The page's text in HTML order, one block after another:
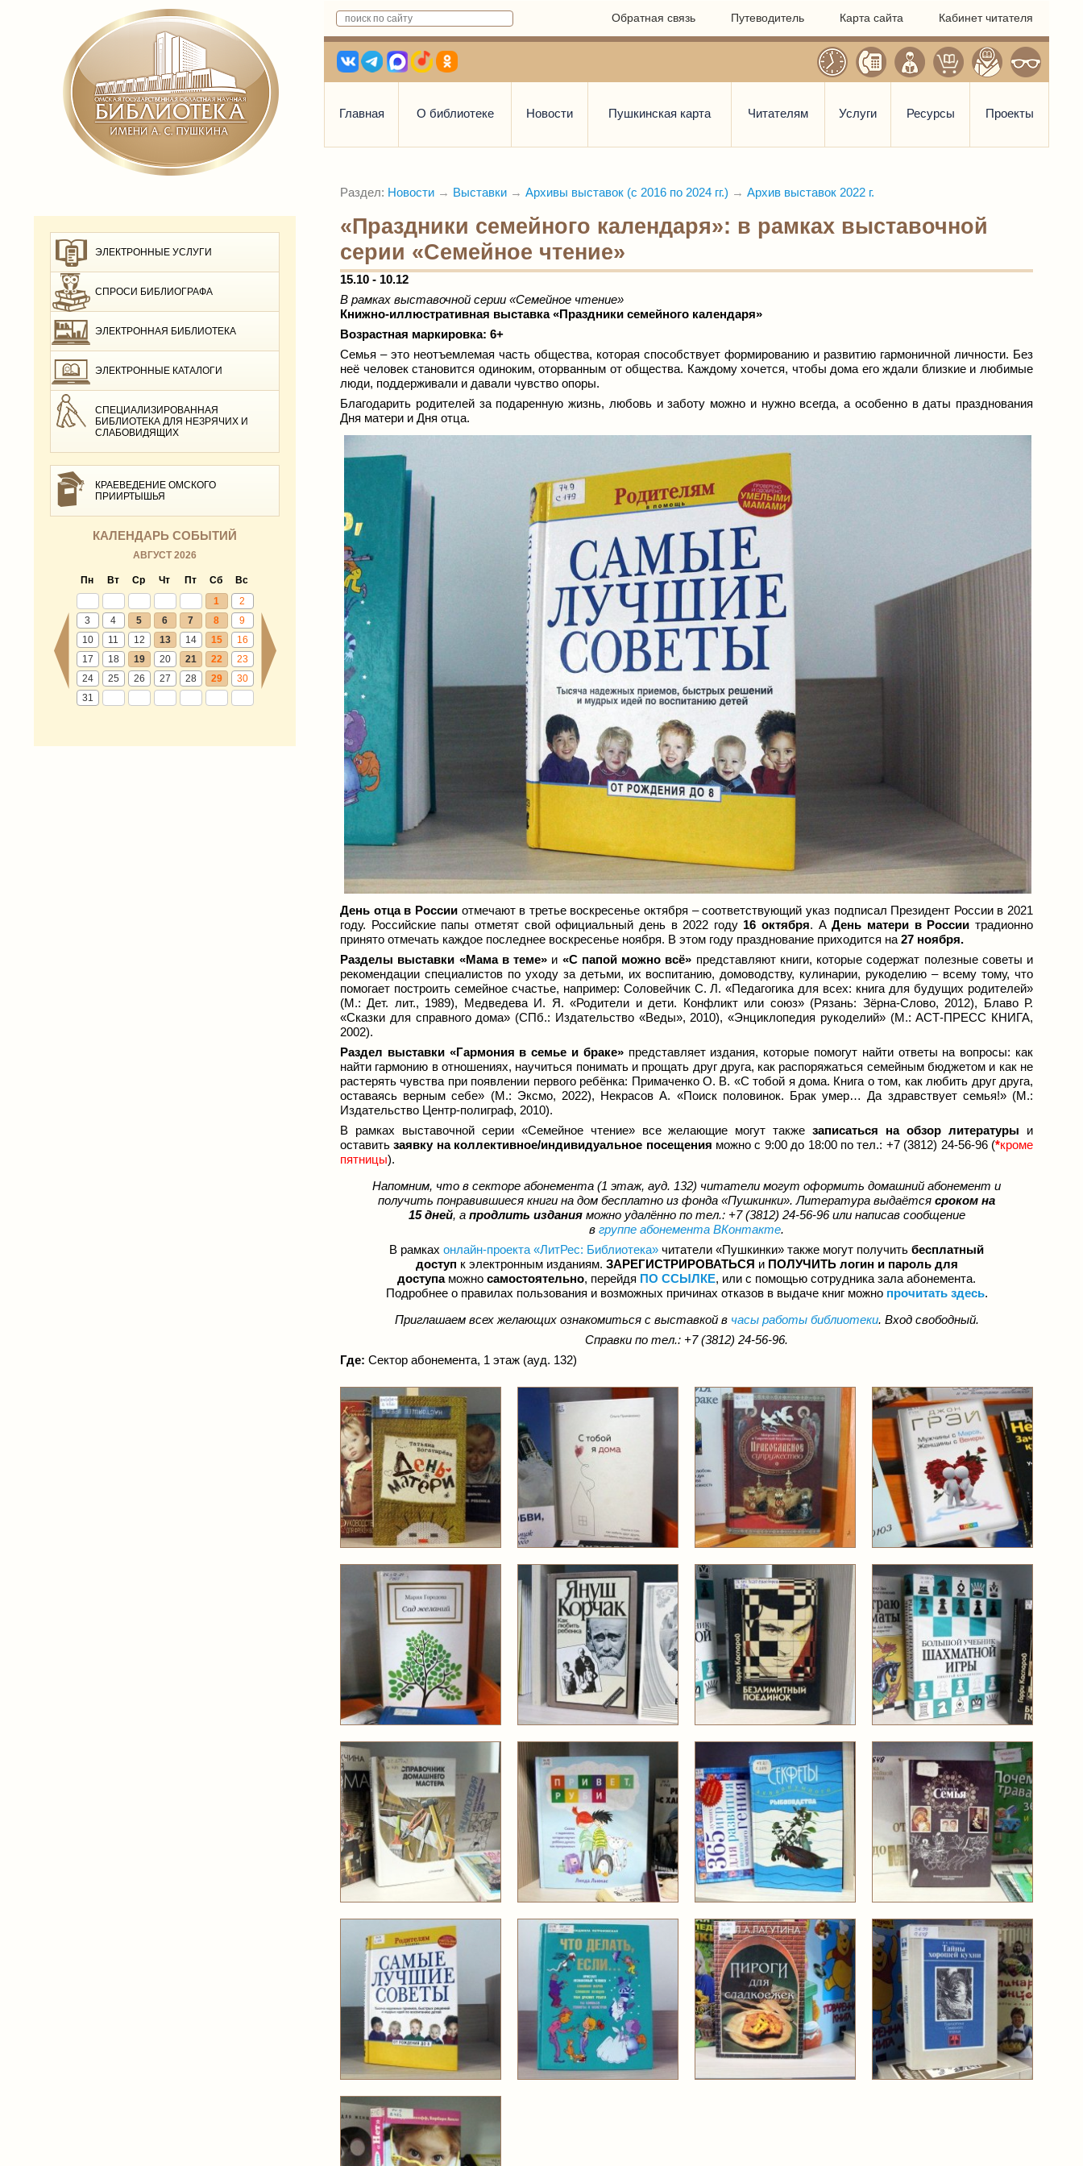
Обратная связь Путеводитель Карта сайта Кабинет читателя
Главная О библиотеке Новости Пушкинская карта Читателям Услуги Ресурсы Проекты
ЭЛЕКТРОННЫЕ УСЛУГИ
СПРОСИ БИБЛИОГРАФА
ЭЛЕКТРОННАЯ БИБЛИОТЕКА
ЭЛЕКТРОННЫЕ КАТАЛОГИ
СПЕЦИАЛИЗИРОВАННАЯ
БИБЛИОТЕКА ДЛЯ НЕЗРЯЧИХ И
СЛАБОВИДЯЩИХ
КРАЕВЕДЕНИЕ ОМСКОГО
ПРИИРТЫШЬЯ
КАЛЕНДАРЬ СОБЫТИЙ
АВГУСТ 2026
Пн Вт Ср Чт Пт Сб
Вс
1
2
3
4 5 6 7 8
9
10
11 12 13 14 15
16
17
18 19 20 21 22
23
24
25 26 27 28 29
30
31
Раздел: Новости → Выставки → Архивы выставок (с 2016 по 2024 гг.) → Архив выставок 2022 г.
«Праздники семейного календаря»: в рамках выставочной
серии «Семейное чтение»
15.10 - 10.12
В рамках выставочной серии «Семейное чтение»
Книжно-иллюстративная выставка «Праздники семейного календаря»
Возрастная маркировка: 6+
Семья – это неотъемлемая часть общества, которая способствует формированию и развитию гармоничной личности. Без
неё человек становится одиноким, оторванным от общества. Каждому хочется, чтобы дома его ждали близкие и любимые
люди, поддерживали и давали чувство опоры.
Благодарить родителей за подаренную жизнь, любовь и заботу можно и нужно всегда, а особенно в даты празднования
Дня матери и Дня отца.
День отца в Россииотмечают в третье воскресенье октября –соответствующий указ подписал Президент России в 2021
году. Российские папы отметят свой официальный день в 2022 году 16 октября. АДень матери в России традионно
принято отмечать каждое последнее воскресенье ноября. В этом году празднование приходится на 27 ноября.
Разделы выставки «Мама в теме» и «С папой можно всё» представляют книги, которые содержат полезные советы и
рекомендации специалистов по уходу за детьми, их воспитанию, домоводству, кулинарии, рукоделию – всему тому, что
помогает построить семейное счастье, например: Соловейчик С. Л. «Педагогика для всех: книга для будущих родителей»
(М.: Дет. лит., 1989), Медведева И. Я. «Родители и дети. Конфликт или союз» (Рязань: Зёрна-Слово, 2012), Блаво Р.
«Сказки для справного дома» (СПб.: Издательство «Веды», 2010), «Энциклопедия рукоделий» (М.: АСТ-ПРЕСС КНИГА,
2002).
Раздел выставки «Гармония в семье и браке»представляет издания, которые помогут найти ответы на вопросы: как
найти гармонию в отношениях, научиться понимать и прощать друг друга, как распоряжаться семейным бюджетом и как не
растерять чувства при появлении первого ребёнка: Примаченко О. В. «С тобой я дома. Книга о том, как любить друг друга,
оставаясь верным себе» (М.: Эксмо, 2022), Некрасов А. «Поиск половинок. Брак умер… Да здравствует семья!» (М.:
Издательство Центр-полиграф, 2010).
В рамках выставочной серии «Семейное чтение» все желающие могут такжезаписаться на обзор литературы и
оставитьзаявку на коллективное/индивидуальное посещения можно с 9:00 до 18:00 по тел.: +7 (3812) 24-56-96 (*кроме
пятницы).
Напомним, что в секторе абонемента (1 этаж, ауд. 132) читатели могут оформить домашний абонемент и
получить понравившиеся книги на дом бесплатно из фонда «Пушкинки». Литература выдаётся сроком на
15 дней, а продлить изданияможно удалённо по тел.: +7 (3812) 24-56-96 или написав сообщение
в группе абонемента ВКонтакте.
В рамках онлайн-проекта «ЛитРес: Библиотека» читатели «Пушкинки» также могут получить бесплатный
доступ к электронным изданиям. ЗАРЕГИСТРИРОВАТЬСЯ и ПОЛУЧИТЬ логин и пароль для
доступа можно самостоятельно, перейдя ПО ССЫЛКЕ, или с помощью сотрудника зала абонемента.
Подробнее о правилах пользования и возможных причинах отказов в выдаче книг можно прочитать здесь.
Приглашаем всех желающих ознакомиться с выставкой в часы работы библиотеки. Вход свободный.
Справки по тел.: +7 (3812) 24-56-96.
Где: Сектор абонемента, 1 этаж (ауд. 132)